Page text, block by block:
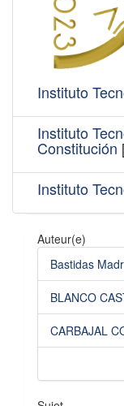
Instituto
Instituto
Constitución
Instituto
Auteur(e)
Bastidas
BLANCO
CARBAJAL